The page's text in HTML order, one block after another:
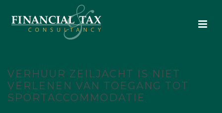
VERHUUR ZEILJACHT IS NIET
VERLENEN VAN TOEGANG TOT
SPORTACCOMMODATIE